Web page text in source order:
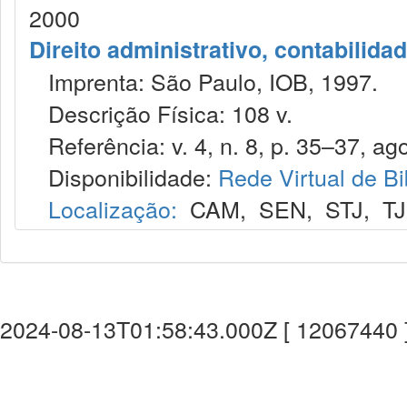
2000
Direito administrativo,
Imprenta: São Paulo, IOB, 1997.
Descrição Física: 108 v.
Referência: v. 4, n. 8, p. 35–37,
Disponibilidade: Rede Virtual de
Localização: CAM, SEN, STJ,
2024-08-13T01:58:43.000Z [ 12067440